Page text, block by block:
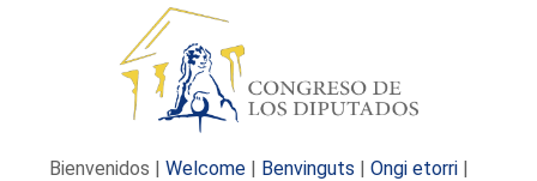
Bienvenidos | Welcome | Benvinguts | Ongi etorri |